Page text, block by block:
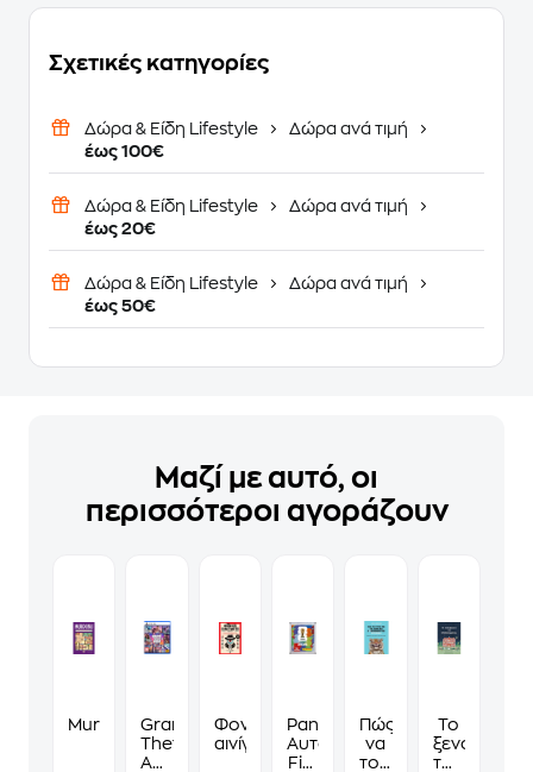
Σχετικές κατηγορίες
Δώρα & Είδη Lifestyle
Δώρα ανά τιμή
έως 100€
Δώρα & Είδη Lifestyle
Δώρα ανά τιμή
έως 20€
Δώρα & Είδη Lifestyle
Δώρα ανά τιμή
έως 50€
Μαζί με αυτό, οι
περισσότεροι αγοράζουν
MurdokuGrand
Theft
Auto
Φονικά
αινίγματα
Panini
Αυτοκόλλητα
Fifa
Πώς
να
τους
Το
ξενοδοχείο
των